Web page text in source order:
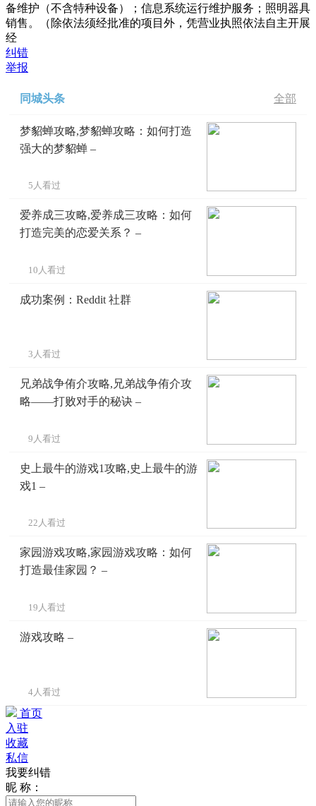
备维护（不含特种设备）；信息系统运行维护服务；照明器具
销售。（除依法须经批准的项目外，凭营业执照依法自主开展
经
纠错
举报
同城头条 全部
梦貂蝉攻略,梦貂蝉攻略：如何打造
强大的梦貂蝉 –
5人看过
爱养成三攻略,爱养成三攻略：如何
打造完美的恋爱关系？ –
10人看过
成功案例：Reddit 社群
3人看过
兄弟战争侑介攻略,兄弟战争侑介攻
略——打败对手的秘诀 –
9人看过
史上最牛的游戏1攻略,史上最牛的游
戏1 –
22人看过
家园游戏攻略,家园游戏攻略：如何
打造最佳家园？ –
19人看过
游戏攻略 –
4人看过
首页
入驻
收藏
私信
我要纠错
昵 称：